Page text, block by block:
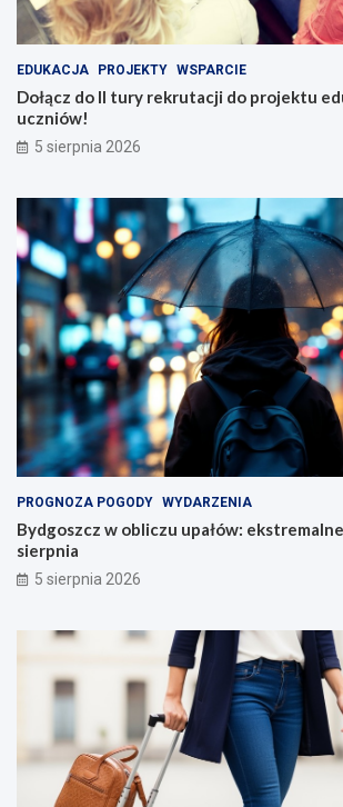
EDUKACJA PROJEKTY WSPARCIE
Dołącz do II tury rekrutacji do projektu
uczniów!
5 sierpnia 2026
PROGNOZA POGODY WYDARZENIA
Bydgoszcz w obliczu upałów:
sierpnia
5 sierpnia 2026